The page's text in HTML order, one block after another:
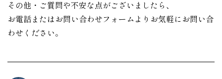
ン
その他・ご質問や不安な点がございましたら、
お電話またはお問い合わせフォームよりお気軽にお問い合
わせください。